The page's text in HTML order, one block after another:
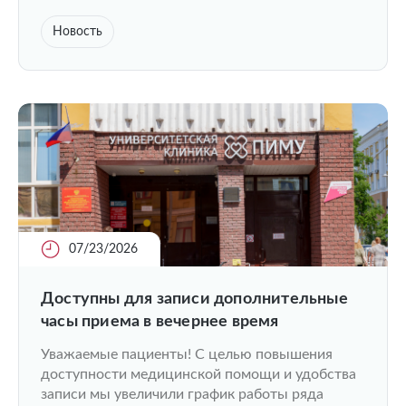
Новость
07/23/2026
Доступны для записи дополнительные
часы приема в вечернее время
Уважаемые пациенты! С целью повышения
доступности медицинской помощи и удобства
записи мы увеличили график работы ряда